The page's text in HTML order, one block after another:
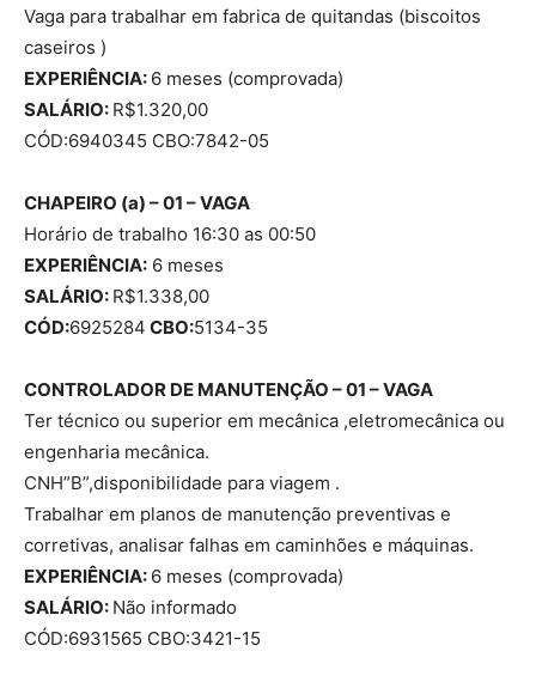
Vaga para trabalhar em fabrica de quitandas (biscoitos
caseiros )
EXPERIÊNCIA: 6 meses (comprovada)
SALÁRIO: R$1.320,00
CÓD:6940345 CBO:7842-05
CHAPEIRO (a) – 01 – VAGA
Horário de trabalho 16:30 as 00:50
EXPERIÊNCIA: 6 meses
SALÁRIO: R$1.338,00
CÓD:6925284 CBO:5134-35
CONTROLADOR DE MANUTENÇÃO – 01 – VAGA
Ter técnico ou superior em mecânica ,eletromecânica ou
engenharia mecânica.
CNH”B”,disponibilidade para viagem .
Trabalhar em planos de manutenção preventivas e
corretivas, analisar falhas em caminhões e máquinas.
EXPERIÊNCIA: 6 meses (comprovada)
SALÁRIO: Não informado
CÓD:6931565 CBO:3421-15